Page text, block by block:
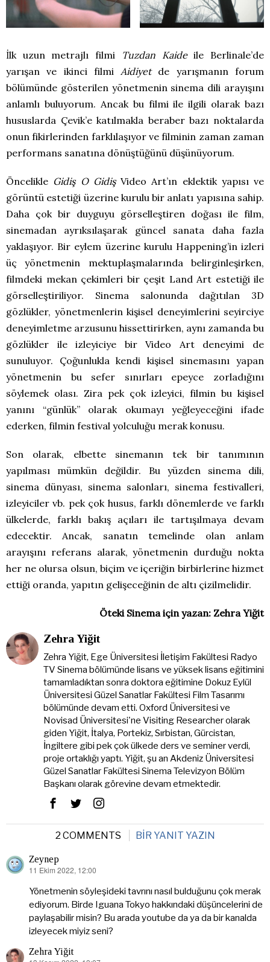
İlk uzun metrajlı filmi Tuzdan Kaideile Berlinale’de
yarışan ve ikinci filmi Aidiyetde yarışmanın forum
bölümünde gösterilen yönetmenin sinema dili arayışını
anlamlı buluyorum. Ancak bu filmi ile ilgili olarak bazı
hususlarda Çevik’e katılmakla beraber bazı noktalarda
onun fikirlerinden farklılaşıyor ve filminin zaman zaman
performans sanatına dönüştüğünü düşünüyorum.
Öncelikle Gidiş O GidişVideo Art’ın eklektik yapısı ve
görüntü estetiği üzerine kurulu bir anlatı yapısına sahip.
Daha çok bir duyguyu görselleştiren doğası ile film,
sinemadan ayrıksılaşarak güncel sanata daha fazla
yaklaşıyor. Bir eylem üzerine kurulu Happening’in izleri
üç yönetmenin mektuplaşmalarında belirginleşirken,
filmdeki mekan çekimleri bir çeşit Land Art estetiği ile
görselleştiriliyor. Sinema salonunda dağıtılan 3D
gözlükler, yönetmenlerin kişisel deneyimlerini seyirciye
deneyimletme arzusunu hissettirirken, aynı zamanda bu
gözlükler ile izleyiciye bir Video Art deneyimi de
sunuluyor. Çoğunlukla kendi kişisel sinemasını yapan
yönetmenin bu sefer sınırları epeyce zorladığını
söylemek olası. Zira pek çok izleyici, filmin bu kişisel
yanını “günlük” olarak okumayı yeğleyeceğini ifade
ederken, filmin festival yolculuğu merak konusu.
Son olarak, elbette sinemanın tek bir tanımının
yapılması mümkün değildir. Bu yüzden sinema dili,
sinema dünyası, sinema salonları, sinema festivalleri,
izleyiciler vb. pek çok husus, farklı dönemlerde ve farklı
ülkelerde, farklı bakış açıları ile tartışılmaya devam
edecektir. Ancak, sanatın temelinde olan anlam
arayışını referans alarak, yönetmenin durduğu nokta
her ne olursa olsun, biçim ve içeriğin birbirlerine hizmet
ettiği oranda, yapıtın gelişeceğinin de altı çizilmelidir.
Öteki Sinema için yazan: Zehra Yiğit
Zehra Yiğit
Zehra Yiğit, Ege Üniversitesi İletişim Fakültesi Radyo
TV Sinema bölümünde lisans ve yüksek lisans eğitimini
tamamladıktan sonra doktora eğitimine Dokuz Eylül
Üniversitesi Güzel Sanatlar Fakültesi Film Tasarımı
bölümünde devam etti. Oxford Üniversitesi ve
Novisad Üniversitesi'ne Visiting Researcher olarak
giden Yiğit, İtalya, Portekiz, Sırbistan, Gürcistan,
İngiltere gibi pek çok ülkede ders ve seminer verdi,
proje ortaklığı yaptı. Yiğit, şu an Akdeniz Üniversitesi
Güzel Sanatlar Fakültesi Sinema Televizyon Bölüm
Başkanı olarak görevine devam etmektedir.
2 COMMENTS BIR YANIT YAZIN
Zeynep
dedi
11 Ekim 2022, 12:00
Yönetmenin söyleşideki tavrını nasıl bulduğunu çok merak
ediyorum. Birde Iguana Tokyo hakkındaki düşüncelerini de
paylaşabilir misin? Bu arada youtube da ya da bir kanalda
izleyecek miyiz seni?
Zehra Yiğit